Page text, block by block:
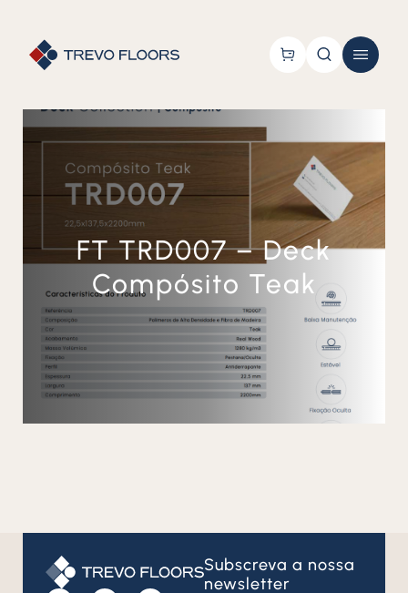
FT TRD007 – Deck
Compósito Teak
Subscreva a nossa
newsletter